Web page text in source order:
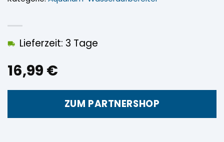
16,99 €
Lieferzeit: 3 Tage
ZUM PARTNERSHOP